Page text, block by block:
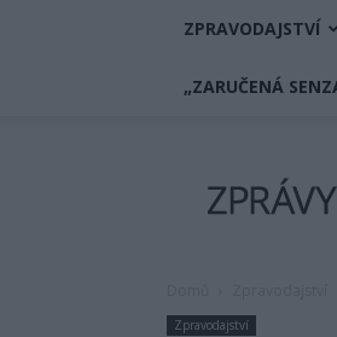
ZPRAVODAJSTVÍ
„ZARUČENÁ
Příbram
Zpravodajství